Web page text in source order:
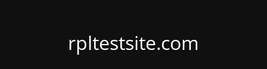
rpltestsite.com